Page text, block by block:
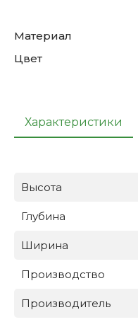
Материал
Цвет
Характеристики
Высота
Глубина
Ширина
Производство
Производитель